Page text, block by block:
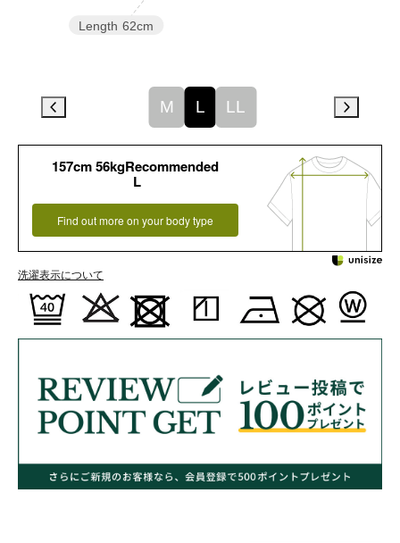
Length 62cm
M L LL
157cm 56kgRecommended
L
Find out more on your body type
洗濯表示について